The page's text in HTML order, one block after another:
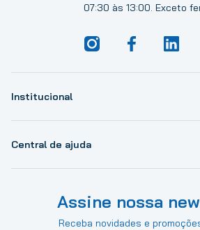
07:30 às 13:00. Exceto
Institucional
Central de ajuda
Assine nossa
Receba novidades e